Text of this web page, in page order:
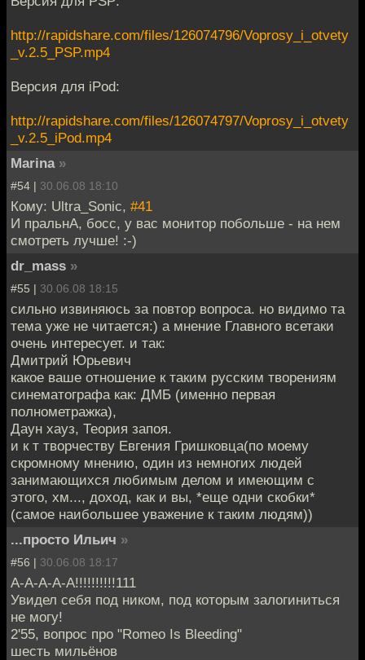
http://rapidshare.com/files/126074796/Voprosy_i_otvety
_v.2.5_PSP.mp4
Версия для iPod:
http://rapidshare.com/files/126074797/Voprosy_i_otvety
_v.2.5_iPod.mp4
Marina »
#54 | 30.06.08 18:10
Кому: Ultra_Sonic, #41
И пральнА, босс, у вас монитор побольше - на нем
смотреть лучше! :-)
dr_mass »
#55 | 30.06.08 18:15
сильно извиняюсь за повтор вопроса. но видимо та
тема уже не читается:) а мнение Главного всетаки
очень интересует. и так:
Дмитрий Юрьевич
какое ваше отношение к таким русским творениям
синематографа как: ДМБ (именно первая
полнометражка),
Даун хауз, Теория запоя.
и к т творчеству Евгения Гришковца(по моему
скромному мнению, один из немногих людей
занимающихся любимым делом и имеющим с
этого, хм..., доход, как и вы, *еще одни скобки*
(самое наибольшее уважение к таким людям))
...просто Ильич »
#56 | 30.06.08 18:17
А-А-А-А-А!!!!!!!!!!111
Увидел себя под ником, под которым залогиниться
не могу!
2'55, вопрос про "Romeo Is Bleeding"
шесть мильёнов